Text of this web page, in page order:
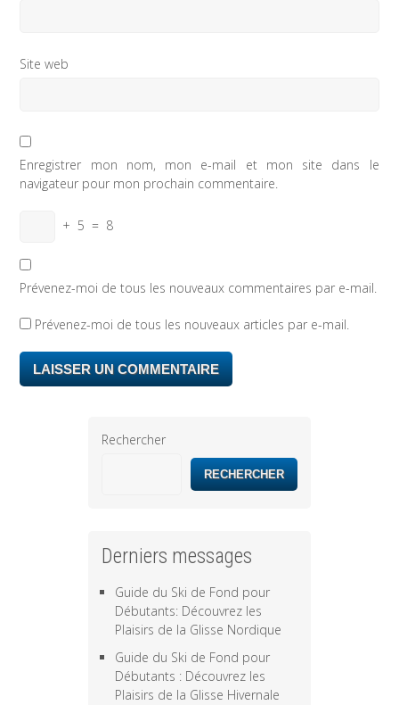
Site web
Enregistrer mon nom, mon e-mail et mon site dans le
navigateur pour mon prochain commentaire.
+ 5 = 8
Prévenez-moi de tous les nouveaux commentaires par e-mail.
Prévenez-moi de tous les nouveaux articles par e-mail.
Rechercher
RECHERCHER
Derniers messages
Guide du Ski de Fond pour
Débutants: Découvrez les
Plaisirs de la Glisse Nordique
Guide du Ski de Fond pour
Débutants : Découvrez les
Plaisirs de la Glisse Hivernale